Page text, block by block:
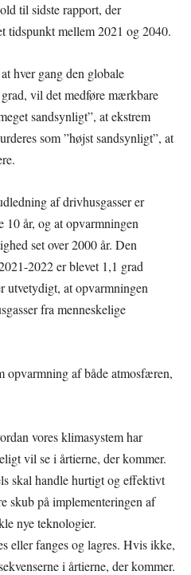
til sidste rapport, der
tidspunkt mellem 2021 og 2040.
hver gang den globale
vil det medføre mærkbare
sandsynligt”, at ekstrem
som ”højst sandsynligt”, at
af drivhusgasser er
10 år, og at opvarmningen
set over 2000 år. Den
2022 er blevet 1,1 grad
utvetydigt, at opvarmningen
fra menneskelige
opvarmning af både atmosfæren,
vores klimasystem har
vil se i årtierne, der kommer.
skal handle hurtigt og effektivt
skub på implementeringen af
nye teknologier.
eller fanges og lagres. Hvis ikke,
i årtierne, der kommer.